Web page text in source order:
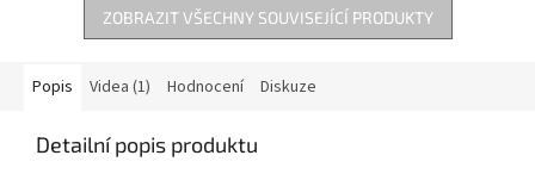
ZOBRAZIT VŠECHNY SOUVISEJÍCÍ PRODUKTY
Popis Videa (1) Hodnocení Diskuze
Detailní popis produktu